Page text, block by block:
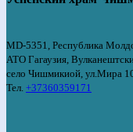
MD-5351, Республика
АТО Гагаузия,
село Чишмикиой, ул.Мира
Тел. +37360359171